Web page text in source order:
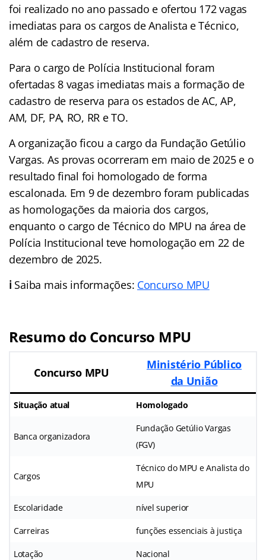
foi realizado no ano passado e ofertou 172 vagas
imediatas para os cargos de Analista e Técnico,
além de cadastro de reserva.
Para o cargo de Polícia Institucional foram
ofertadas 8 vagas imediatas mais a formação de
cadastro de reserva para os estados de AC, AP,
AM, DF, PA, RO, RR e TO.
A organização ficou a cargo da Fundação Getúlio
Vargas. As provas ocorreram em maio de 2025 e o
resultado final foi homologado de forma
escalonada. Em 9 de dezembro foram publicadas
as homologações da maioria dos cargos,
enquanto o cargo de Técnico do MPU na área de
Polícia Institucional teve homologação em 22 de
dezembro de 2025.
ℹ️ Saiba mais informações: Concurso MPU
Resumo do Concurso MPU
Concurso MPU
Ministério Público
da União
Situação atual Homologado
Banca organizadora
Fundação Getúlio Vargas
(FGV)
Cargos
Técnico do MPU e Analista do
MPU
Escolaridade nível superior
Carreiras funções essenciais à justiça
Lotação Nacional